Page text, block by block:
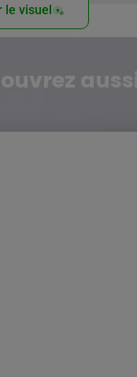
le visuel